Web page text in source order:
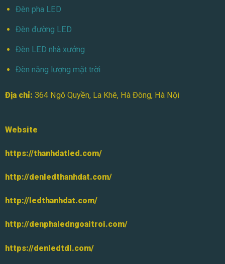
Đèn pha LED
Đèn đường LED
Đèn LED nhà xưởng
Đèn năng lượng mặt trời
Địa chỉ: 364 Ngô Quyền, La Khê, Hà Đông, Hà Nội
Website
https://thanhdatled.com/
http://denledthanhdat.com/
http://ledthanhdat.com/
http://denphaledngoaitroi.com/
https://denledtdl.com/